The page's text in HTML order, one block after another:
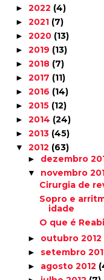
► 2022 (4)
► 2021 (7)
► 2020 (13)
► 2019 (13)
► 2018 (7)
► 2017 (11)
► 2016 (14)
► 2015 (12)
► 2014 (24)
► 2013 (45)
▼ 2012 (63)
► dezembro
▼ novembro
Cirurgia de
Sopro e
idade
O que é
► outubro 2012
► setembro
► agosto 2012